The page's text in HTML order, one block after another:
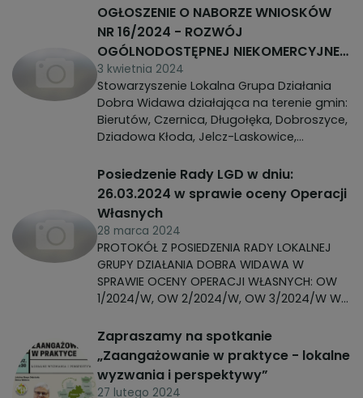
Lokalnej Grupy Działania Dobra Widawa -
Kreowanie Dobrej Marki.
OGŁOSZENIE O NABORZE WNIOSKÓW
NR 16/2024 - ROZWÓJ
OGÓLNODOSTĘPNEJ NIEKOMERCYJNEJ
INFRASTRUKTURY TURYSTYCZNEJ LUB
REKREACYJNEJ, LUB KULTURALNEJ
3 kwietnia 2024
Stowarzyszenie Lokalna Grupa Działania
Dobra Widawa działająca na terenie gmin:
Bierutów, Czernica, Długołęka, Dobroszyce,
Dziadowa Kłoda, Jelcz-Laskowice,
ogłasza nabór wniosków o przyznanie
pomocy w ramach poddziałania 19.2
„Wsparcie na wdrażanie operacji w
ramach strategii rozwoju lokalnego
kierowanego przez społeczność” objętego
Programem Rozwoju Obszarów Wiejskich
na lata 2014-2020 z udziałem środków
Europejskiego Funduszu Rolnego na rzecz
Rozwoju Obszarów Wiejskich.
Posiedzenie Rady LGD w dniu:
26.03.2024 w sprawie oceny Operacji
Własnych
28 marca 2024
PROTOKÓŁ Z POSIEDZENIA RADY LOKALNEJ
GRUPY DZIAŁANIA DOBRA WIDAWA W
SPRAWIE OCENY OPERACJI WŁASNYCH: OW
1/2024/W, OW 2/2024/W, OW 3/2024/W W
LSR, W TYM PRODUKTÓW I USŁUG LOKALNYCH
Zapraszamy na spotkanie
„Zaangażowanie w praktyce - lokalne
wyzwania i perspektywy”
27 lutego 2024